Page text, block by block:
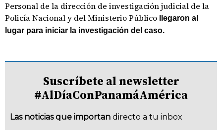
Personal de la dirección de investigación judicial de la
Policía Nacional y del Ministerio Público
llegaron al
lugar para iniciar la investigación del caso.
Suscríbete al newsletter
#AlDíaConPanamáAmérica
Las noticias que importan directo a tu inbox